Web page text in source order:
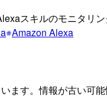
スキルのモニタリ
Amazon Alexa
ます。情報が古い可